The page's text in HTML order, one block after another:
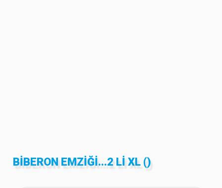
BIBERON EMZIĞI...2 LI XL ()